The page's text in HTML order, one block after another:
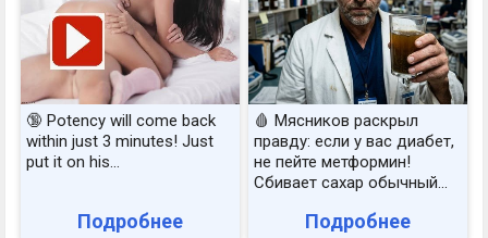
🔞 Potency will come back
within just 3 minutes! Just
put it on his…
Подробнее
🩸 Мясников раскрыл
правду: если у вас диабет,
не пейте метформин!
Сбивает сахар обычный...
Подробнее